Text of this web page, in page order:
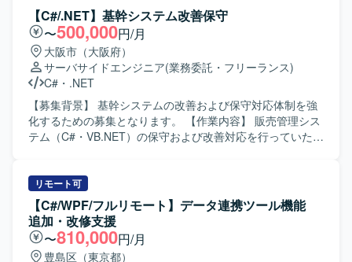
リ開発環境での保守開発を行って頂きます。.NET MAUIや
Xamarinなどの関連技術を用いた開発を行う可能性がござい
ます。
規機能追加などを行っていただきます。 【求める人物像】
主体的に業務を推進し、前向きかつ柔軟に対応できる方を
求めております。 【ポジションの魅力】 上流工程からリリ
ースまで一連の工程に携わることができ、基幹系システム
の保守・改善を通じて業務知識と開発スキルの双方を高め
ていただけます。 【開発環境】 C#.NET、VB.NETを用いた
販売管理システムの開発・保守環境となります。
【C#/.NET】基幹システム改善保守
〜500,000円/月
大阪市（大阪府）
サーバサイドエンジニア(業務委託・フリーランス)
C# ・ .NET
【募集背景】 基幹システムの改善および保守対応体制を強
化するための募集となります。 【作業内容】 販売管理シス
テム（C#・VB.NET）の保守および改善対応を行っていただ
的かつ主体的に行動できる方を求めています。前向きで柔
軟な思考を持ち、状況に応じて自ら考えて動ける方です。
【ポジションの魅力】 基幹系販売管理システムの保守・改
善を通じて、業務知識と開発スキルを一体的に高めていく
ことができます。上流からリリースまで一貫して関われる
リモート可
【C#/WPF/フルリモート】データ連携ツール機能
追加・改修支援
〜810,000円/月
豊島区（東京都）